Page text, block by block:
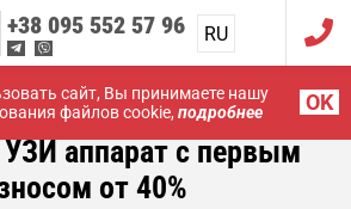
сайт, Вы принимаете нашу
файлов cookie, подробнее OK
+38 095 552 57 96 RU
UA
Начальный
аппарат с первым
от 40%